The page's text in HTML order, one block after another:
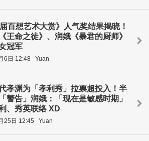
届百想艺术大赏》人气奖结果揭晓！
王命之徒》、润娥《暴君的厨师》
冠军
6日 12:48 Yuan
孝渊为「孝利秀」拉票超投入！半
警告」润娥：「现在是敏感时期」
、秀英联络 XD
25日 12:45 Yuan